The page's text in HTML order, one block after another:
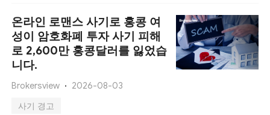
온라인 로맨스 사기로 홍콩 여
성이 암호화폐 투자 사기 피해
로 2,600만 홍콩달러를 잃었습
니다.
Brokersview
2026-08-03
사기 경고